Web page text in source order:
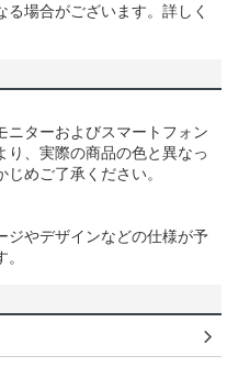
場合がございます。詳しく
ニターおよびスマートフォン
り、実際の商品の色と異なっ
めご了承ください。
ジやデザインなどの仕様が予